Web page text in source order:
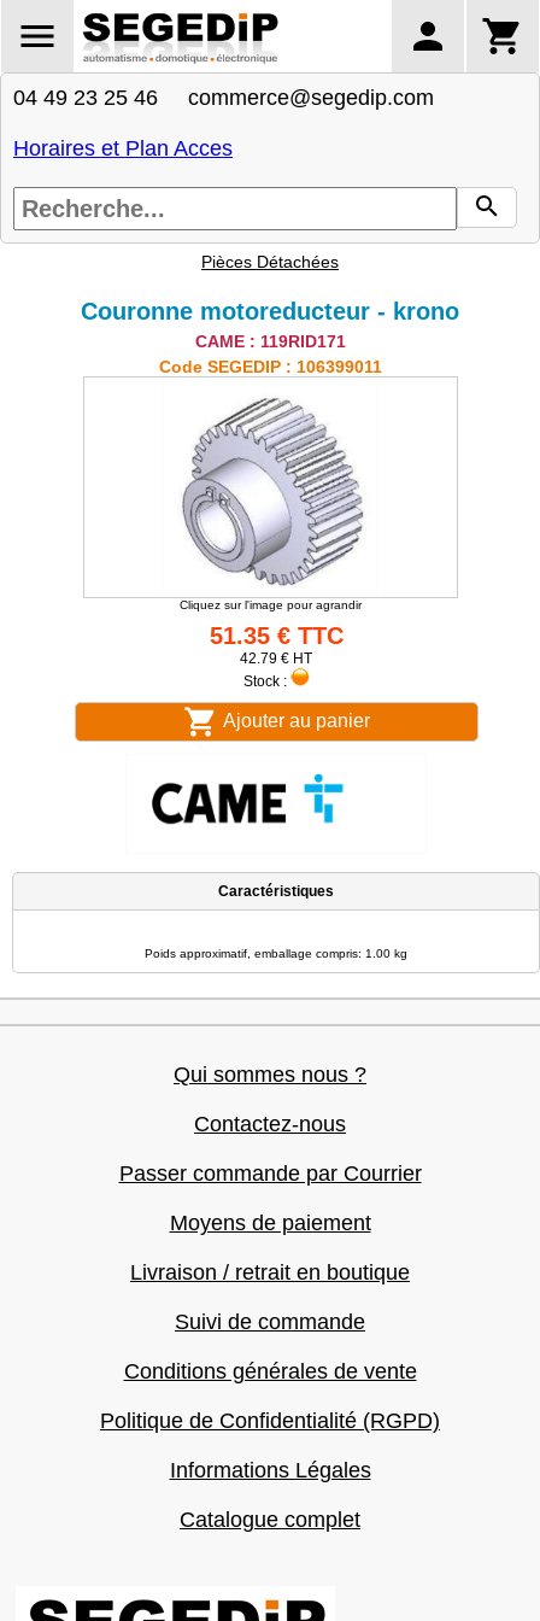
04 49 23 25 46 commerce@segedip.com
Horaires et Plan Acces
Pièces Détachées
Couronne motoreducteur - krono
CAME : 119RID171
Code SEGEDIP : 106399011
Cliquez sur l'image pour agrandir
51.35 € TTC
42.79 € HT
Stock :
Ajouter au panier
Caractéristiques
Poids approximatif, emballage compris: 1.00 kg
Qui sommes nous ?
Contactez-nous
Passer commande par Courrier
Moyens de paiement
Livraison / retrait en boutique
Suivi de commande
Conditions générales de vente
Politique de Confidentialité (RGPD)
Informations Légales
Catalogue complet